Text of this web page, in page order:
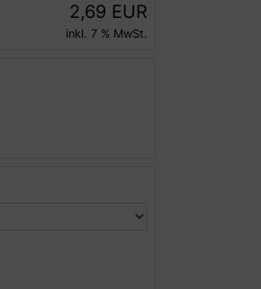
2,69 EUR
inkl. 7 % MwSt.